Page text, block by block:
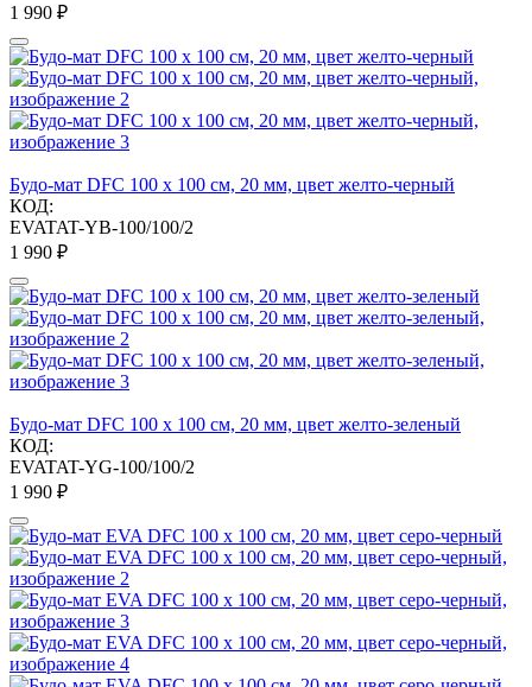
1 990 ₽
Будо-мат DFC 100 x 100 см, 20 мм, цвет желто-черный
КОД:
EVATAT-YB-100/100/2
1 990 ₽
Будо-мат DFC 100 x 100 см, 20 мм, цвет желто-зеленый
КОД:
EVATAT-YG-100/100/2
1 990 ₽